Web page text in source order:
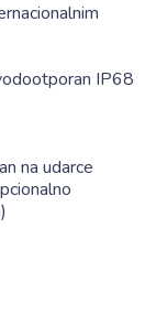
IP68
na udarce